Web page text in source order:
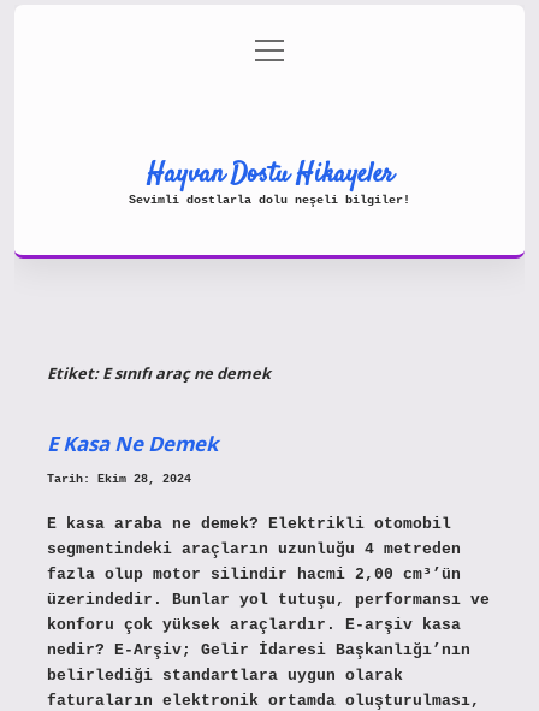
Gizlilik Politikası
menüyü
aç
Hayvan Dostu Hikayeler
Sevimli dostlarla dolu neşeli bilgiler!
Etiket:E sınıfı araç ne demek
E Kasa Ne Demek
Tarih: Ekim 28, 2024
E kasa araba ne demek? Elektrikli otomobil
segmentindeki araçların uzunluğu 4 metreden
fazla olup motor silindir hacmi 2,00 cm³’ün
üzerindedir. Bunlar yol tutuşu, performansı ve
konforu çok yüksek araçlardır. E-arşiv kasa
nedir? E-Arşiv; Gelir İdaresi Başkanlığı’nın
belirlediği standartlara uygun olarak
faturaların elektronik ortamda oluşturulması,